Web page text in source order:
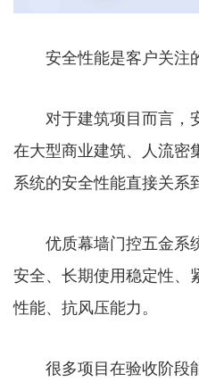
安全性能是客户关注
对于建筑项目而言，
在大型商业建筑、人流密
系统的安全性能直接关系
优质幕墙门控五金系
安全、长期使用稳定性、
性能、抗风压能力。
很多项目在验收阶段